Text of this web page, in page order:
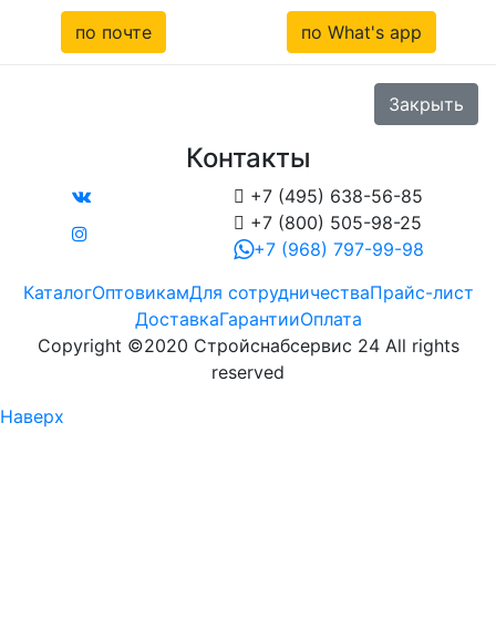
по почте по What's app
Закрыть
Контакты
 +7 (495) 638-56-85
 +7 (800) 505-98-25
+7 (968) 797-99-98
КаталогОптовикамДля сотрудничестваПрайс-лист
ДоставкаГарантииОплата
Copyright ©2020 Стройснабсервис 24 All rights
reserved
Наверх